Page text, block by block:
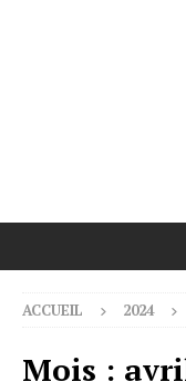
ACCUEIL 2024
Mois :